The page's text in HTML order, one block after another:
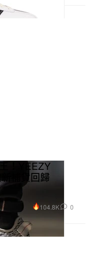
！YEEZY
補貨回歸
104.8K 0